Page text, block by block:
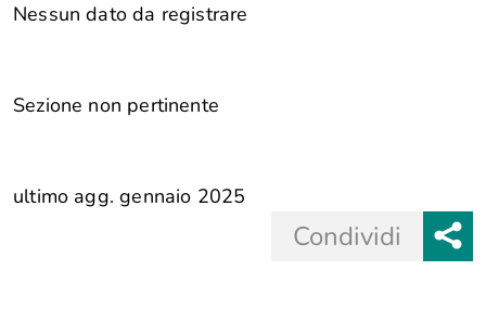
Nessun dato da registrare
Sezione non pertinente
ultimo agg. gennaio 2025
Condividi